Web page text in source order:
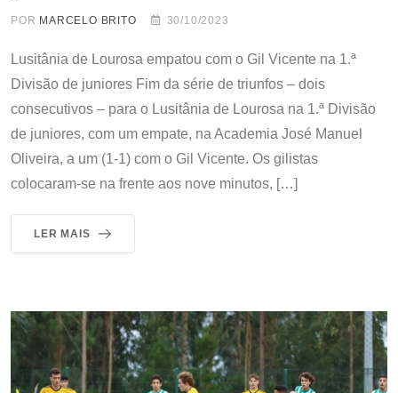
POR MARCELO BRITO 30/10/2023
Lusitânia de Lourosa empatou com o Gil Vicente na 1.ª
Divisão de juniores Fim da série de triunfos – dois
consecutivos – para o Lusitânia de Lourosa na 1.ª Divisão
de juniores, com um empate, na Academia José Manuel
Oliveira, a um (1-1) com o Gil Vicente. Os gilistas
colocaram-se na frente aos nove minutos, […]
LER MAIS